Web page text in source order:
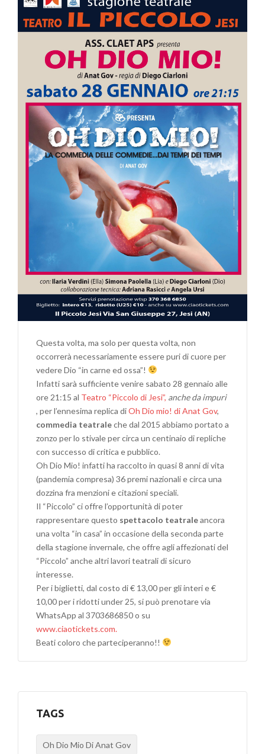
TEATRALE
OH
DIO
DI
GOV
AL
TEATRO
PICCOLO
DI
JESI
PROSSIMO
GENNAIO
Questa volta, ma solo per questa volta, non
occorrerà necessariamente essere puri di cuore per
vedere Dio “in carne ed ossa”!
Infatti sarà sufficiente venire sabato 28 gennaio alle
ore 21:15 al Teatro “Piccolo di Jesi”, anche da impuri
, per l’ennesima replica diOh Dio mio! di Anat Gov,
commedia teatraleche dal 2015 abbiamo portato a
zonzo per lo stivale per circa un centinaio di repliche
con successo di critica e pubblico.
Oh Dio Mio! infatti ha raccolto in quasi 8 anni di vita
(pandemia compresa) 36 premi nazionali e circa una
dozzina fra menzioni e citazioni speciali.
Il “Piccolo” ci offre l’opportunità di poter
rappresentare questo spettacolo teatraleancora
una volta “in casa” in occasione della seconda parte
della stagione invernale, che offre agli affezionati del
“Piccolo” anche altri lavori teatrali di sicuro
interesse.
Per i biglietti, dal costo di € 13,00 per gli interi e €
10,00 per i ridotti under 25, si può prenotare via
WhatsApp al 3703686850 o su
www.ciaotickets.com.
Beati coloro che parteciperanno!!
TAGS
Oh Dio Mio Di Anat Gov